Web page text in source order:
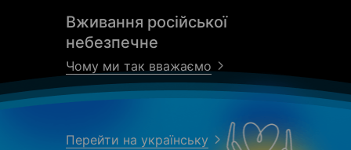
Вживання російської
небезпечне
Чому ми так вважаємо
Перейти на українську